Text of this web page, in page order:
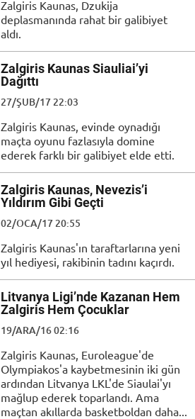
Zalgiris Kaunas, Dzukija
deplasmanında rahat bir galibiyet
aldı.
Zalgiris Kaunas Siauliai’yi
Dağıttı
27/ŞUB/17 22:03
Zalgiris Kaunas, evinde oynadığı
maçta oyunu fazlasıyla domine
ederek farklı bir galibiyet elde etti.
Zalgiris Kaunas, Nevezis’i
Yıldırım Gibi Geçti
02/OCA/17 20:55
Zalgiris Kaunas'ın taraftarlarına yeni
yıl hediyesi, rakibinin tadını kaçırdı.
Litvanya Ligi’nde Kazanan Hem
Zalgiris Hem Çocuklar
19/ARA/16 02:16
Zalgiris Kaunas, Euroleague'de
Olympiakos'a kaybetmesinin iki gün
ardından Litvanya LKL'de Siaulai'yı
mağlup ederek toparlandı. Ama
maçtan akıllarda basketboldan daha...